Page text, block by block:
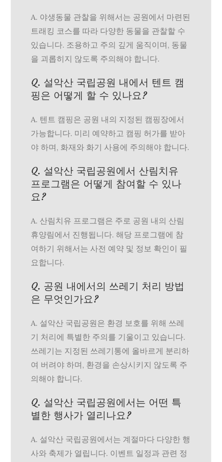
A. 야생동물 관찰을 위해서는 공원에서 마련된
트래킹 코스를 따라 다양한 동물을 관찰할 수
있습니다. 조용하고 주의 깊게 움직이며, 동물
을 괴롭히지 않도록 주의해야 합니다.
Q. 설악산 국립공원 내에서 텐트 캠
핑은 어떻게 할 수 있나요?
A. 텐트 캠핑은 공원 내의 지정된 캠핑장에서
가능합니다. 미리 예약하고 캠핑 허가를 받아
야 하며, 화재와 화기 사용에 주의해야 합니다.
Q. 설악산 국립공원에서 산림치유
프로그램은 어떻게 참여할 수 있나
요?
A. 산림치유 프로그램은 주로 공원 내의 산림
휴양림에서 진행됩니다. 해당 프로그램에 참
여하기 위해서는 사전 예약 및 정보 확인이 필
요합니다.
Q. 공원 내에서의 쓰레기 처리 방법
은 무엇인가요?
A. 설악산 국립공원은 환경 보호를 위해 쓰레
기 처리에 특별한 주의를 기울이고 있습니다.
쓰레기는 지정된 쓰레기통에 올바르게 분리하
여 버려야 하며, 환경을 손상시키지 않도록 주
의해야 합니다.
Q. 설악산 국립공원에서는 어떤 특
별한 행사가 열리나요?
A. 설악산 국립공원에서는 계절마다 다양한 행
사와 축제가 열립니다. 이벤트 일정과 관련 정